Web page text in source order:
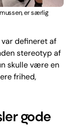
er særlig
defineret af
stereotyp af
skulle være en
frihed,
gode